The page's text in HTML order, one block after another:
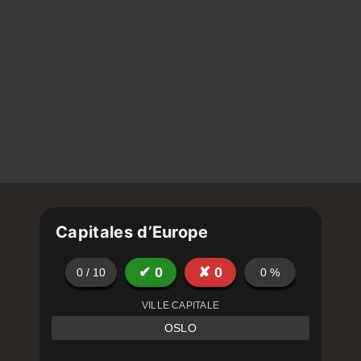
Capitales d’Europe
0 / 10 ✔ 0 ✘ 0 0 %
VILLE CAPITALE
OSLO